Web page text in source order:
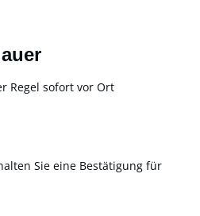
Regel sofort vor Ort
Sie eine Bestätigung für